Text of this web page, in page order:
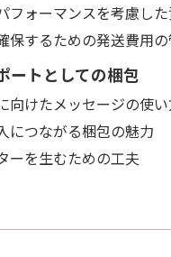
フォーマンスを考慮し
保するための発送費用
ートとしての梱包
向けたメッセージの使
につながる梱包の魅力
ーを生むための工夫